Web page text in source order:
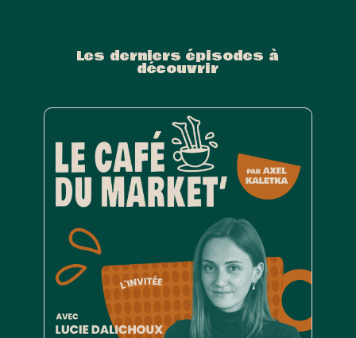
Les derniers épisodes à
découvrir